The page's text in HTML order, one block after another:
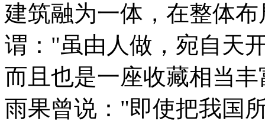
建筑融为一体，在整体
谓："虽由人做，宛自天
而且也是一座收藏相当
雨果曾说："即使把我国